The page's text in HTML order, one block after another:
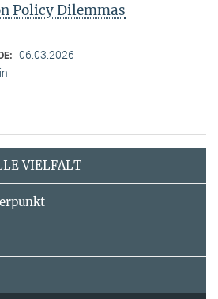
Policy Dilemmas
06.03.2026
VIELFALT